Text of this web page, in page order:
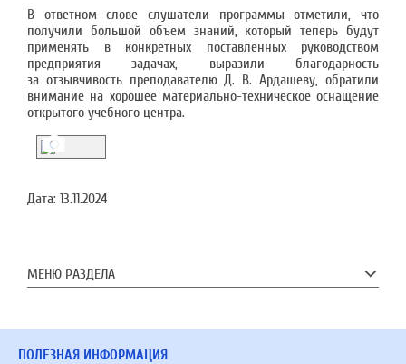
В ответном слове слушатели программы отметили, что
получили большой объем знаний, который теперь будут
применять в конкретных поставленных руководством
предприятия задачах, выразили благодарность
за отзывчивость преподавателю Д. В. Ардашеву, обратили
внимание на хорошее материально-техническое оснащение
открытого учебного центра.
Дата: 13.11.2024
МЕНЮ РАЗДЕЛА
ПОЛЕЗНАЯ ИНФОРМАЦИЯ